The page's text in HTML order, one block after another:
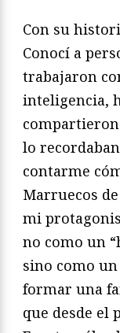
Con su
Conocí a
trabajaron
inteligencia,
lo
contarme
Marruecos
mi
no como un
sino como
formar una
que desde el